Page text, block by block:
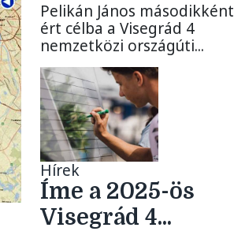
Pelikán János másodikként
ért célba a Visegrád 4
nemzetközi országúti...
Hírek
Íme a 2025-ös
Visegrád 4...